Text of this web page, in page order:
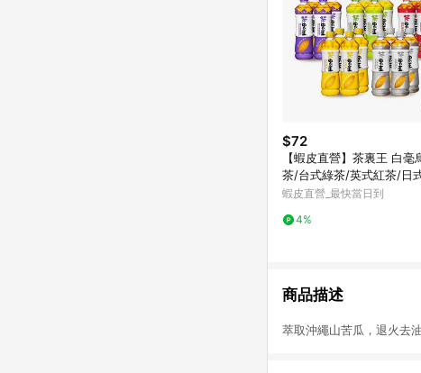
$72
【蝦皮直營】茶裏王 白毫
茶/台式綠茶/英式紅茶/日
綠茶/青心烏龍茶 600mlx4
蝦皮直營_最快當日到
4%
商品描述
萃取沖繩山苦瓜，退火